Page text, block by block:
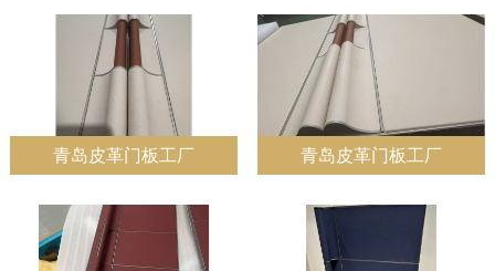
青岛皮革门板工厂 青岛皮革门板工厂